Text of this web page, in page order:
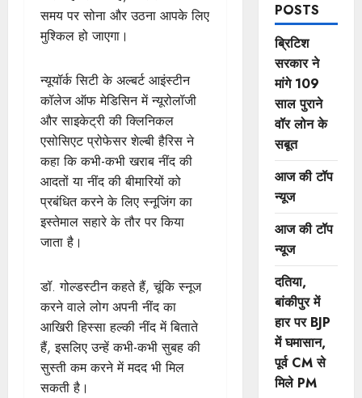
समय पर सोना और उठना आपके लिए
मुश्किल हो जाएगा।
न्यूयॉर्क सिटी के अल्बर्ट आइंस्टीन
कॉलेज ऑफ मेडिसिन में न्यूरोलॉजी
और साइकेट्री की क्लिनिकल
एसोसिएट प्रोफेसर शेल्बी हैरिस ने
कहा कि कभी-कभी खराब नींद की
आदतों या नींद की बीमारियों को
प्रबंधित करने के लिए स्नूजिंग का
इस्तेमाल सहारे के तौर पर किया
जाता है।
डॉ. गोल्डस्टीन कहते हैं, चूंकि स्नूज
करने वाले लोग अपनी नींद का
आखिरी हिस्सा हल्की नींद में बिताते
हैं, इसलिए उन्हें कभी-कभी सुबह की
सुस्ती कम करने में मदद भी मिल
सकती है।
POSTS
ब्रिटिश
सरकार ने
मांगे 109
साल पुराने
वॉर लोन के
सबूत
आज की टॉप
न्यूज
आज की टॉप
न्यूज
दतिया,
बांकीपुर में
हार पर BJP
में घमासान,
पूर्व CM से
मिले PM